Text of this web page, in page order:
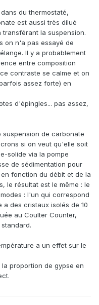
du thermostaté,
est aussi très dilué
la suspension.
on n'a pas essayé de
Il y a probablement
entre composition
contraste se calme et on
assez forte) en
d'épingles... pas assez,
de carbonate
si on veut qu'elle soit
solide via la pompe
de sédimentation pour
fonction du débit et de la
le résultat est le même : le
: l'un qui correspond
des cristaux isolés de 10
au Coulter Counter,
a un effet sur le
proportion de gypse en